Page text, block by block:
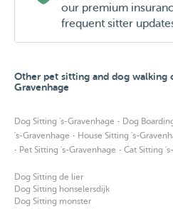
our premium
frequent sitter
Other pet sitting and dog walking
Gravenhage
Dog Sitting 's-Gravenhage · Dog
's-Gravenhage · House Sitting 's-
· Pet Sitting 's-Gravenhage · Cat Sitting
Dog Sitting de lier
Dog Sitting honselersdijk
Dog Sitting monster